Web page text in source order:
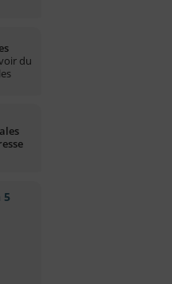
du
5